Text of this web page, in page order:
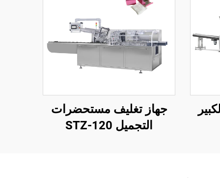
جهاز تغليف مستحضرات
التجميل STZ-120